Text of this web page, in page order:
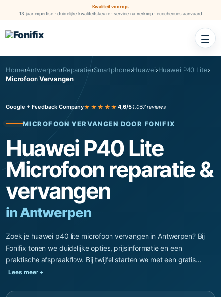
Kwaliteit voorop.
13 jaar expertise · duidelijke kwaliteitskeuze · service na verkoop · ecocheques aanvaard
Home›Antwerpen›Reparatie›Smartphone›Huawei›Huawei P40 Lite›
Microfoon Vervangen
Google + Feedback Company★★★★★ 4,6/51.057 reviews
MICROFOON VERVANGEN DOOR FONIFIX
Huawei P40 Lite
Microfoon reparatie &
vervangen
in Antwerpen
Zoek je huawei p40 lite microfoon vervangen in Antwerpen? Bij
Fonifix tonen we duidelijke opties, prijsinformatie en een
praktische afspraakflow. Bij twijfel starten we met een gratis…
Lees meer +